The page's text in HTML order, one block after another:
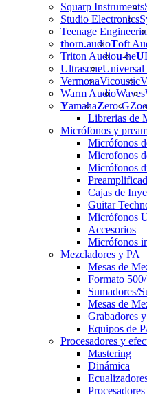
Squarp Instruments
Studio Electronics
Teenage
thorn.audioToft
Triton Audiou-heU
Ultrasone
VermonaVicoustic
Warm AudioWaves
YamahaZero-G
Librerias de
Micrófonos y
Micrófonos
Microfonos
Micrófonos
Cajas de
Guitar
Micrófonos
Accesorios
Micrófonos
Mezcladores y PA
Mesas de
Formato
Sumadores/
Mesas de
Grabadores
Equipos de
Procesadores y
Mastering
Dinámica